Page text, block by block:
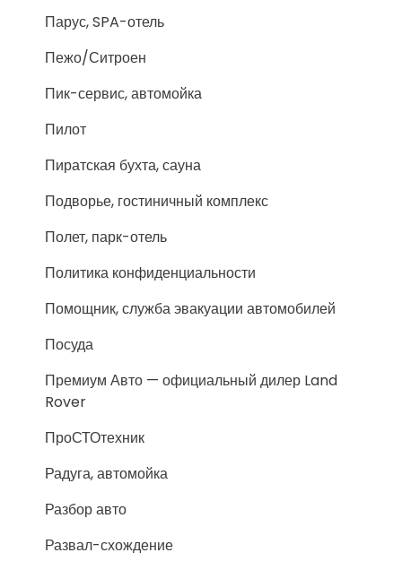
Парус, SPA-отель
Пежо/Ситроен
Пик-сервис, автомойка
Пилот
Пиратская бухта, сауна
Подворье, гостиничный комплекс
Полет, парк-отель
Политика конфиденциальности
Помощник, служба эвакуации автомобилей
Посуда
Премиум Авто — официальный дилер Land
Rover
ПроСТОтехник
Радуга, автомойка
Разбор авто
Развал-схождение